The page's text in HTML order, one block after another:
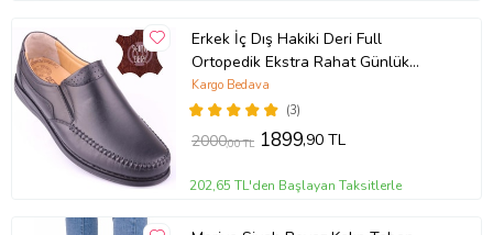
Erkek İç Dış Hakiki Deri Full
Ortopedik Ekstra Rahat Günlük
Ayakkabı DTC015 (Siyah)
(3)
Kargo Bedava
2000,00 TL 1899,90 TL
202,65 TL'den Başlayan Taksitlerle